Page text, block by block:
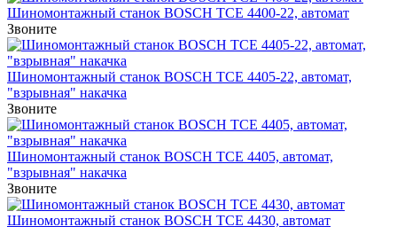
Шиномонтажный станок BOSCH TCE 4400-22, автомат
Звоните
Шиномонтажный станок BOSCH TCE 4405-22, автомат,
"взрывная" накачка
Звоните
Шиномонтажный станок BOSCH TCE 4405, автомат,
"взрывная" накачка
Звоните
Шиномонтажный станок BOSCH TCE 4430, автомат